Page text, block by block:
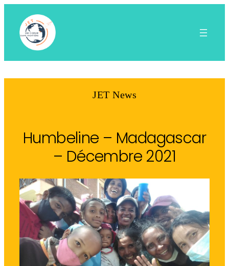
contenu
JET News
Humbeline – Madagascar
– Décembre 2021